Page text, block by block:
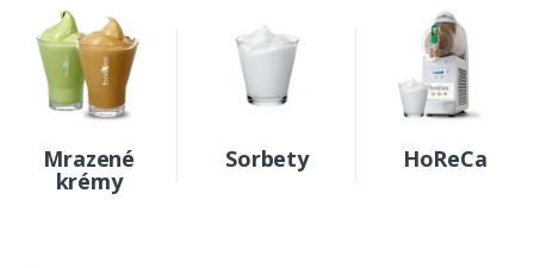
Mrazené
krémy
Sorbety HoReCa